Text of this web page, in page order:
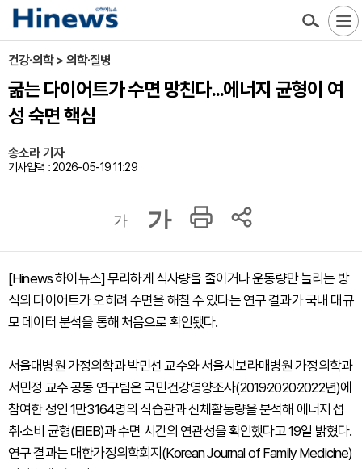
건강·의학 > 의학·질병
굶는 다이어트가 수면 망친다...에너지 균형이 여
성 숙면 핵심
송소라 기자
기사입력 : 2026-05-19 11:29
가 가
[Hinews 하이뉴스] 무리하게 식사량을 줄이거나 운동량만 늘리는 방
식의 다이어트가 오히려 수면을 해칠 수 있다는 연구 결과가 국내 대규
모 데이터 분석을 통해 처음으로 확인됐다.
서울대병원 가정의학과 박민선 교수와 서울시보라매병원 가정의학과
서민정 교수 공동 연구팀은 국민건강영양조사(2019·2020·2022년)에
참여한 성인 1만3164명의 식습관과 신체활동량을 분석해 에너지 섭
취·소비 균형(EIEB)과 수면 시간의 연관성을 확인했다고 19일 밝혔다.
연구 결과는 대한가정의학회지(Korean Journal of Family Medicine)